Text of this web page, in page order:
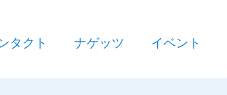
タクト ナゲッツ イベント